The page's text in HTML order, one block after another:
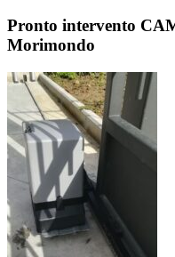
Pronto intervento
Morimondo